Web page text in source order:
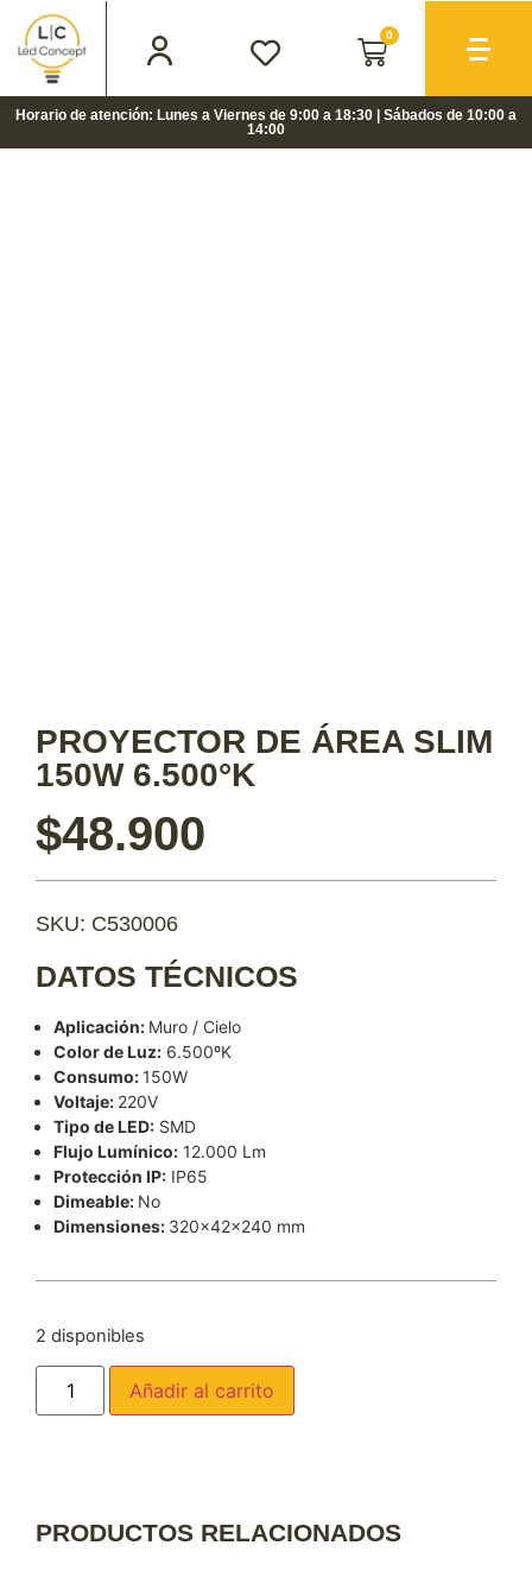
0
Horario de atención: Lunes a Viernes de 9:00 a 18:30 | Sábados de 10:00 a
14:00
PROYECTOR DE ÁREA SLIM
150W 6.500°K
$48.900
SKU: C530006
DATOS TÉCNICOS
Aplicación: Muro / Cielo
Color de Luz: 6.500ºK
Consumo: 150W
Voltaje: 220V
Tipo de LED: SMD
Flujo Lumínico: 12.000 Lm
Protección IP: IP65
Dimeable: No
Dimensiones: 320x42x240 mm
2 disponibles
Añadir al carrito
PRODUCTOS RELACIONADOS